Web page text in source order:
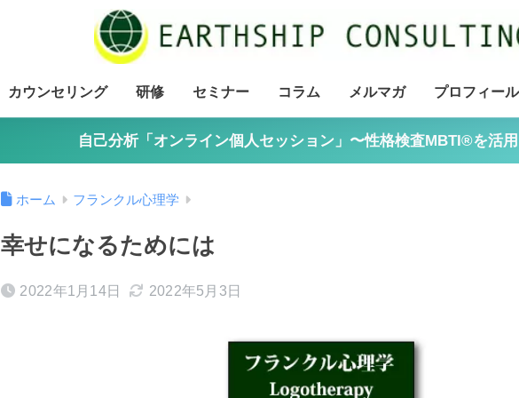
カウンセリング 研修 セミナー コラム メルマガ プロフィール
自己分析「オンライン個人セッション」〜性格検査MBTI®を活
ホーム フランクル心理学
幸せになるためには
2022年1月14日 2022年5月3日